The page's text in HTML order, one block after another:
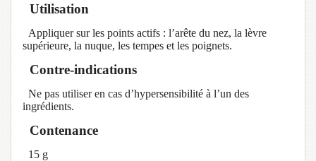
Utilisation
Appliquer sur les points actifs : l’arête du nez, la lèvre
supérieure, la nuque, les tempes et les poignets.
Contre-indications
Ne pas utiliser en cas d’hypersensibilité à l’un des
ingrédients.
Contenance
15 g